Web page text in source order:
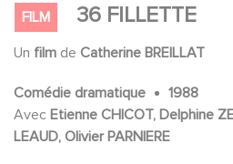
FILM 36 FILLETTE
Un film de Catherine BREILLAT
Comédie dramatique
1988
Avec Etienne CHICOT, Delphine
LEAUD, Olivier PARNIERE